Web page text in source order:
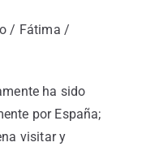
/ Fátima /
ha sido
por España;
visitar y